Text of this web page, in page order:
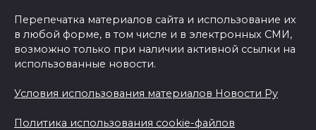
Перепечатка материалов сайта и использование их
в любой форме, в том числе и в электронных СМИ,
возможно только при наличии активной ссылки на
использованные новости.
Условия использования материалов Новости Ру
Политика использования cookie-файлов